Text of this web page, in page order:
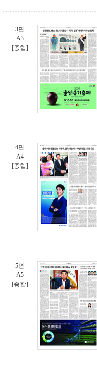
3면
A3
[종합]
4면
A4
[종합]
5면
A5
[종합]